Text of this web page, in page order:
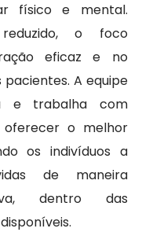
físico e mental.
o foco
eficaz e no
A equipe
e trabalha com
oferecer o melhor
os indivíduos a
de maneira
dentro das